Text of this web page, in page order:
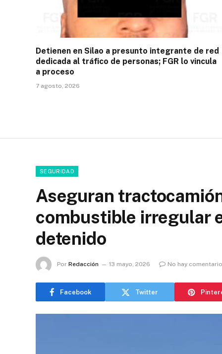
Detienen en Silao a presunto integrante de red
dedicada al tráfico de personas; FGR lo vincula
a proceso
7 agosto, 2026
SEGURIDAD
Aseguran
combustible irregular
detenido
Por Redacción 13 mayo, 2026 No hay
Facebook Twitter